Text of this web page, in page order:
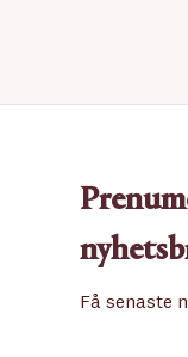
Få senaste